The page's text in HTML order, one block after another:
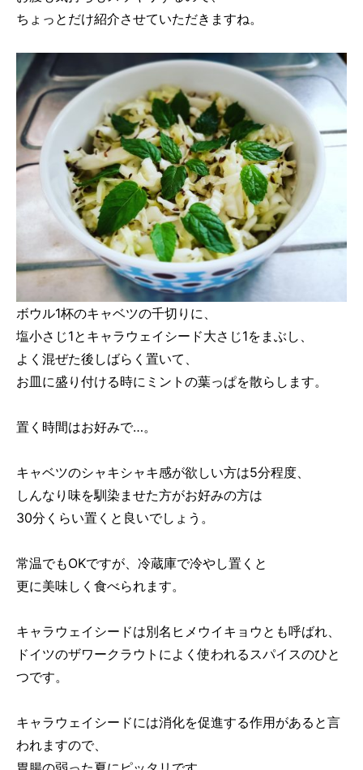
ちょっとだけ紹介させていただきますね。
ボウル1杯のキャベツの千切りに、
塩小さじ1とキャラウェイシード大さじ1をまぶし、
よく混ぜた後しばらく置いて、
お皿に盛り付ける時にミントの葉っぱを散らします。
置く時間はお好みで…。
キャベツのシャキシャキ感が欲しい方は5分程度、
しんなり味を馴染ませた方がお好みの方は
30分くらい置くと良いでしょう。
常温でもOKですが、冷蔵庫で冷やし置くと
更に美味しく食べられます。
キャラウェイシードは別名ヒメウイキョウとも呼ばれ、
ドイツのザワークラウトによく使われるスパイスのひと
つです。
キャラウェイシードには消化を促進する作用があると言
われますので、